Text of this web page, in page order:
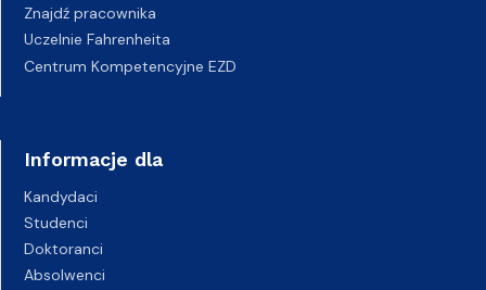
Znajdź pracownika
Uczelnie Fahrenheita
Centrum Kompetencyjne EZD
Informacje dla
Kandydaci
Studenci
Doktoranci
Absolwenci